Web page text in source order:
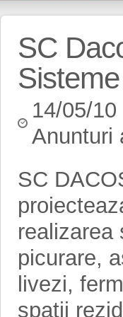
SC
14/05/
Anunturi
SC
realizarea
picurare,
livezi,
spatii